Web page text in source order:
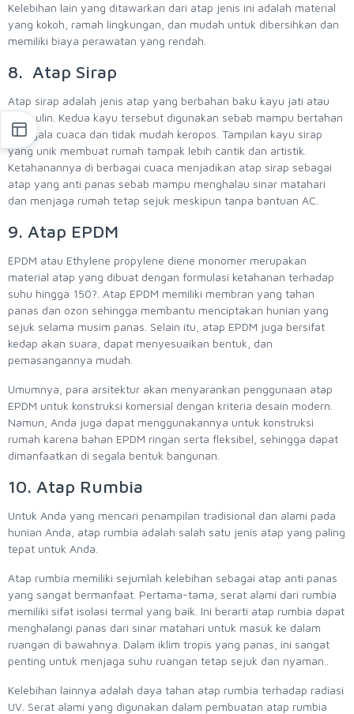
Kelebihan lain yang ditawarkan dari atap jenis ini adalah material
yang kokoh, ramah lingkungan, dan mudah untuk dibersihkan dan
memiliki biaya perawatan yang rendah.
8. Atap Sirap
Atap sirap adalah jenis atap yang berbahan baku kayu jati atau
kayu ulin. Kedua kayu tersebut digunakan sebab mampu bertahan
di segala cuaca dan tidak mudah keropos. Tampilan kayu sirap
yang unik membuat rumah tampak lebih cantik dan artistik.
Ketahanannya di berbagai cuaca menjadikan atap sirap sebagai
atap yang anti panas sebab mampu menghalau sinar matahari
dan menjaga rumah tetap sejuk meskipun tanpa bantuan AC.
9. Atap EPDM
EPDM atau Ethylene propylene diene monomer merupakan
material atap yang dibuat dengan formulasi ketahanan terhadap
suhu hingga 150?. Atap EPDM memiliki membran yang tahan
panas dan ozon sehingga membantu menciptakan hunian yang
sejuk selama musim panas. Selain itu, atap EPDM juga bersifat
kedap akan suara, dapat menyesuaikan bentuk, dan
pemasangannya mudah.
Umumnya, para arsitektur akan menyarankan penggunaan atap
EPDM untuk konstruksi komersial dengan kriteria desain modern.
Namun, Anda juga dapat menggunakannya untuk konstruksi
rumah karena bahan EPDM ringan serta fleksibel, sehingga dapat
dimanfaatkan di segala bentuk bangunan.
10. Atap Rumbia
Untuk Anda yang mencari penampilan tradisional dan alami pada
hunian Anda, atap rumbia adalah salah satu jenis atap yang paling
tepat untuk Anda.
Atap rumbia memiliki sejumlah kelebihan sebagai atap anti panas
yang sangat bermanfaat. Pertama-tama, serat alami dari rumbia
memiliki sifat isolasi termal yang baik. Ini berarti atap rumbia dapat
menghalangi panas dari sinar matahari untuk masuk ke dalam
ruangan di bawahnya. Dalam iklim tropis yang panas, ini sangat
penting untuk menjaga suhu ruangan tetap sejuk dan nyaman..
Kelebihan lainnya adalah daya tahan atap rumbia terhadap radiasi
UV. Serat alami yang digunakan dalam pembuatan atap rumbia